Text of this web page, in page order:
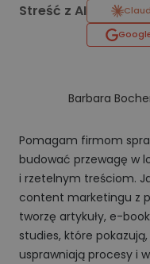
Streść z AI
Barbara
Pomagam firmom
budować przewagę w
i rzetelnym treściom.
content marketingu z
tworzę artykuły, e-
studies, które
usprawniają procesy i